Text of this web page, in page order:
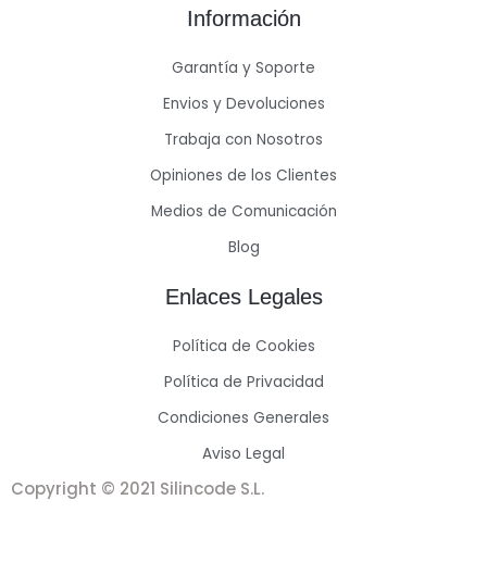
Información
Garantía y Soporte
Envios y Devoluciones
Trabaja con Nosotros
Opiniones de los Clientes
Medios de Comunicación
Blog
Enlaces Legales
Política de Cookies
Política de Privacidad
Condiciones Generales
Aviso Legal
Copyright © 2021 Silincode S.L.